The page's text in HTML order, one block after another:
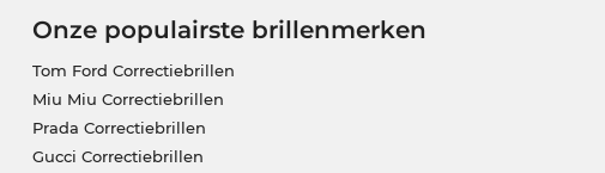
Onze populairste brillenmerken
Tom Ford Correctiebrillen
Miu Miu Correctiebrillen
Prada Correctiebrillen
Gucci Correctiebrillen